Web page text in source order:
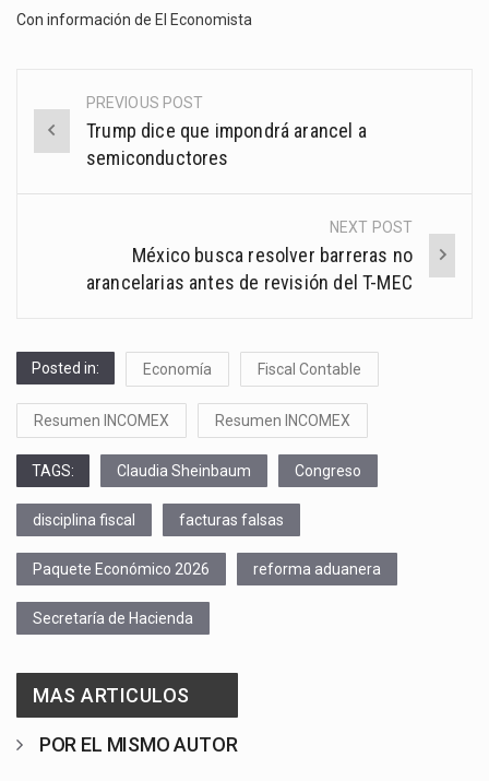
Con información de El Economista
Post
navigation
PREVIOUS POST
Trump dice que impondrá arancel a
semiconductores
NEXT POST
México busca resolver barreras no
arancelarias antes de revisión del T-MEC
Posted in: Economía Fiscal Contable
Resumen INCOMEX Resumen INCOMEX
TAGS: Claudia Sheinbaum Congreso
disciplina fiscal facturas falsas
Paquete Económico 2026 reforma aduanera
Secretaría de Hacienda
MAS ARTICULOS
POR EL MISMO AUTOR